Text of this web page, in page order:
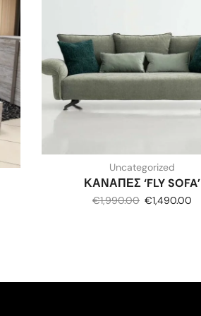
Uncategorized
ΚΑΝΑΠΕΣ ‘FLY SOFA’
€1,990.00 €1,490.00